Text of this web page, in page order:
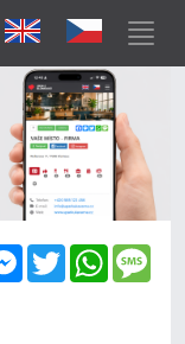
Messenger
Twitter